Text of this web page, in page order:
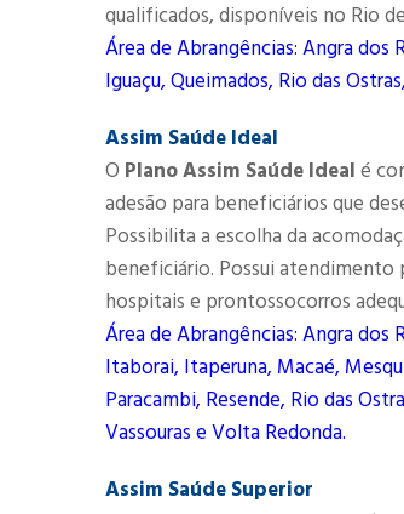
qualificados, disponíveis no Rio
Área de Abrangências: Angra
Iguaçu, Queimados, Rio das
Assim Saúde Ideal
O Plano Assim Saúde Ideal é
adesão para beneficiários que
Possibilita a escolha da
beneficiário. Possui atendimento
hospitais e prontossocorros
Área de Abrangências: Angra dos
Itaborai, Itaperuna, Macaé,
Paracambi, Resende, Rio das
Vassouras e Volta Redonda.
Assim Saúde Superior